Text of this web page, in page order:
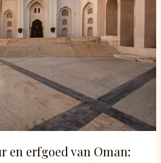
erfgoed van Oman: